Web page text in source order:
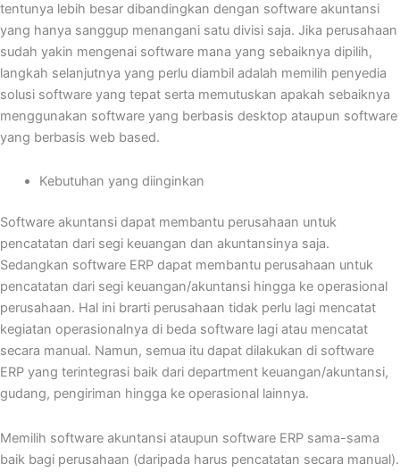
tentunya lebih besar dibandingkan dengan software akuntansi
yang hanya sanggup menangani satu divisi saja. Jika perusahaan
sudah yakin mengenai software mana yang sebaiknya dipilih,
langkah selanjutnya yang perlu diambil adalah memilih penyedia
solusi software yang tepat serta memutuskan apakah sebaiknya
menggunakan software yang berbasis desktop ataupun software
yang berbasis web based.
Kebutuhan yang diinginkan
Software akuntansi dapat membantu perusahaan untuk
pencatatan dari segi keuangan dan akuntansinya saja.
Sedangkan software ERP dapat membantu perusahaan untuk
pencatatan dari segi keuangan/akuntansi hingga ke operasional
perusahaan. Hal ini brarti perusahaan tidak perlu lagi mencatat
kegiatan operasionalnya di beda software lagi atau mencatat
secara manual. Namun, semua itu dapat dilakukan di software
ERP yang terintegrasi baik dari department keuangan/akuntansi,
gudang, pengiriman hingga ke operasional lainnya.
Memilih software akuntansi ataupun software ERP sama-sama
baik bagi perusahaan (daripada harus pencatatan secara manual).